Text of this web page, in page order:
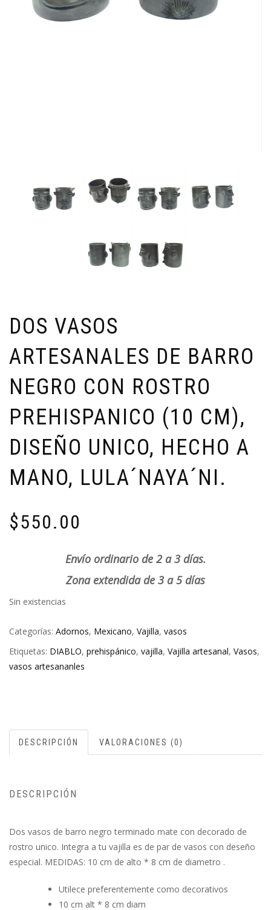
DOS VASOS
ARTESANALES DE BARRO
NEGRO CON ROSTRO
PREHISPANICO (10 CM),
DISEÑO UNICO, HECHO A
MANO, LULA´NAYA´NI.
$550.00
Envío ordinario de 2 a 3 días.
Zona extendida de 3 a 5 días
Sin existencias
Categorías: Adornos, Mexicano, Vajilla, vasos
Etiquetas: DIABLO, prehispánico, vajilla, Vajilla artesanal, Vasos,
vasos artesananles
DESCRIPCIÓN VALORACIONES (0)
DESCRIPCIÓN
Dos vasos de barro negro terminado mate con decorado de
rostro unico. Integra a tu vajilla es de par de vasos con deseño
especial. MEDIDAS: 10 cm de alto * 8 cm de diametro .
Utilece preferentemente como decorativos
10 cm alt * 8 cm diam